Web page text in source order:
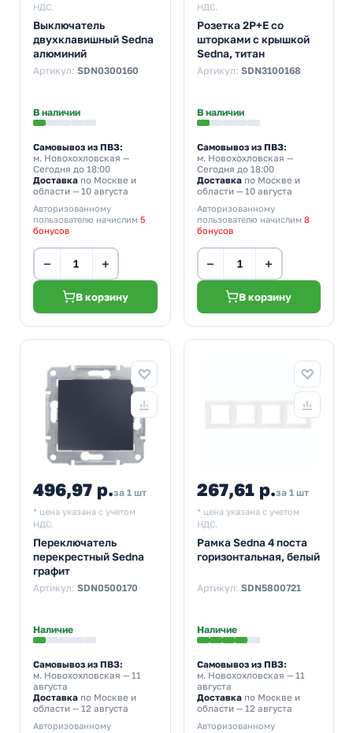
НДС.
Выключатель
двухклавишный Sedna
алюминий
Артикул: SDN0300160
В наличии
Самовывоз из ПВЗ:
м. Новохохловская —
Сегодня до 18:00
Доставка по Москве и
области — 10 августа
Авторизованному
пользователю начислим 5
бонусов
− +
В корзину
НДС.
Розетка 2Р+Е со
шторками с крышкой
Sedna, титан
Артикул: SDN3100168
В наличии
Самовывоз из ПВЗ:
м. Новохохловская —
Сегодня до 18:00
Доставкапо Москве и
области — 10 августа
Авторизованному
пользователю начислим 8
бонусов
− +
В корзину
496,97 р.за 1 шт
* цена указана с учетом
НДС.
Переключатель
перекрестный Sedna
графит
Артикул: SDN0500170
Наличие
Самовывоз из ПВЗ:
м. Новохохловская — 11
августа
Доставка по Москве и
области — 12 августа
Авторизованному
267,61 р.за 1 шт
* цена указана с учетом
НДС.
Рамка Sedna 4 поста
горизонтальная, белый
Артикул: SDN5800721
Наличие
Самовывоз из ПВЗ:
м. Новохохловская — 11
августа
Доставкапо Москве и
области — 12 августа
Авторизованному